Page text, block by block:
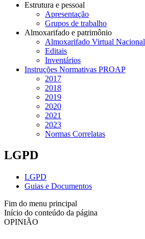
Estrutura e pessoal
Apresentação
Grupos de trabalho
Almoxarifado e patrimônio
Almoxarifado Virtual Nacional
Editais
Inventários
Instruções Normativas PROAP
2017
2018
2019
2020
2021
2023
Normas Correlatas
LGPD
LGPD
Guias e Documentos
Fim do menu principal
Início do conteúdo da página
OPINIÃO